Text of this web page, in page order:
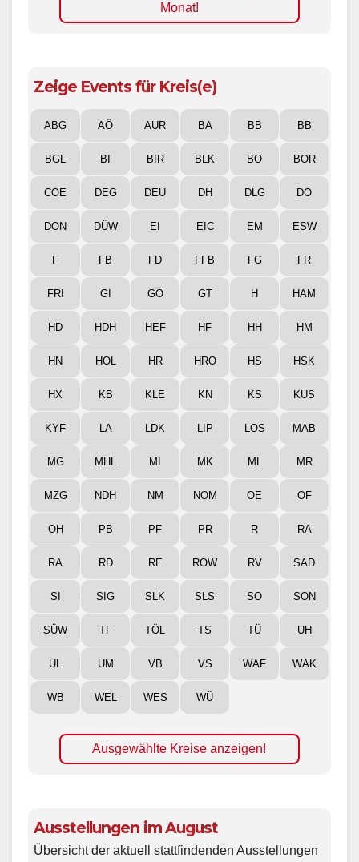
Monat!
Zeige Events für Kreis(e)
ABG AÖ AUR BA BB BB
BGL BI BIR BLK BO BOR
COE DEG DEU DH DLG DO
DON DÜW EI EIC EM ESW
F FB FD FFB FG FR
FRI GI GÖ GT H HAM
HD HDH HEF HF HH HM
HN HOL HR HRO HS HSK
HX KB KLE KN KS KUS
KYF LA LDK LIP LOS MAB
MG MHL MI MK ML MR
MZG NDH NM NOM OE OF
OH PB PF PR R RA
RA RD RE ROW RV SAD
SI SIG SLK SLS SO SON
SÜW TF TÖL TS TÜ UH
UL UM VB VS WAF WAK
WB WEL WES WÜ
Ausgewählte Kreise anzeigen!
Ausstellungen im August
Übersicht der aktuell stattfindenden Ausstellungen